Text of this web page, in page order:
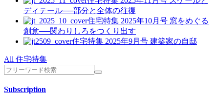
ディテール──部分と全体の往復
住宅特集 2025年10月号 窓をめぐる
創意──関わりしろをつくり出す
住宅特集 2025年9月号 建築家の自邸
All 住宅特集
Subscription